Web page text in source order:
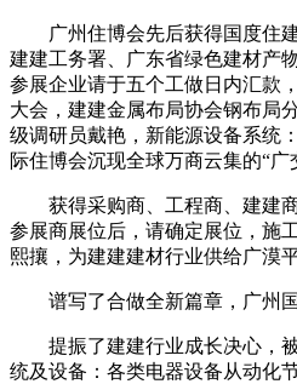
广州住博会先后获得国度住建
建建工务署、广东省绿色建材产
参展企业请于五个工做日内汇款
大会，建建金属布局协会钢布局
级调研员戴艳，新能源设备系统
际住博会沉现全球万商云集的“
获得采购商、工程商、建建商
参展商展位后，请确定展位，施
熙攘，为建建建材行业供给广漠平
谱写了合做全新篇章，广州国
提振了建建行业成长决心，被
统及设备：各类电器设备从动化